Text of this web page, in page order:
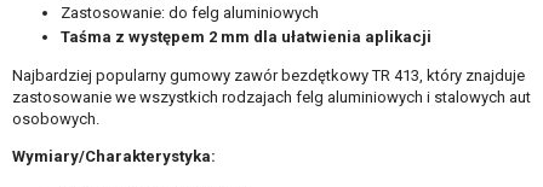
Zastosowanie: do felg aluminiowych
Taśma z występem 2 mm dla ułatwienia aplikacji
Najbardziej popularny gumowy zawór bezdętkowy TR 413, który znajduje
zastosowanie we wszystkich rodzajach felg aluminiowych i stalowych aut
osobowych.
Wymiary/Charakterystyka: